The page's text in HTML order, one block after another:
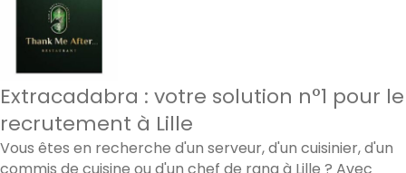
Extracadabra : votre solution n°1 pour le
recrutement à Lille
Vous êtes en recherche d'un serveur, d'un cuisinier, d'un
commis de cuisine ou d'un chef de rang à Lille ? Avec